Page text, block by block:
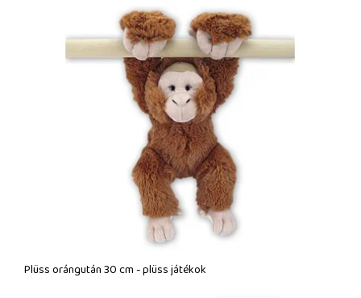
Plüss orángután 30 cm - plüss játékok